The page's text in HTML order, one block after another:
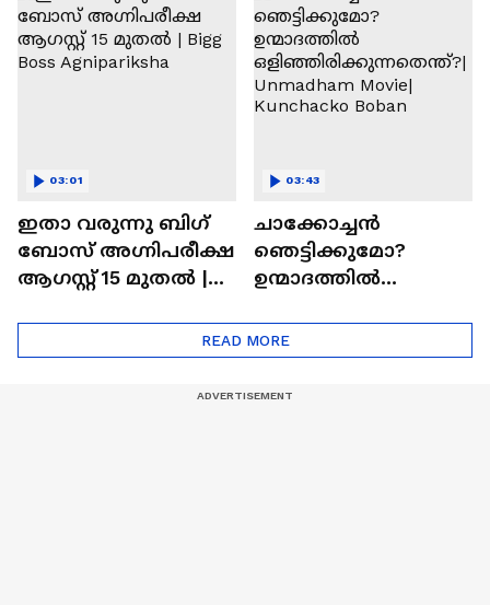
ആത്മവിശ്വാസമുണ്ടാ
യിരുന്നില്ല'
എത്തി | Ramayana
Movie
ഇതാ വരുന്നു ബിഗ്
ബോസ് അഗ്നിപരീക്ഷ
ആഗസ്റ്റ് 15 മുതൽ |
03:01
ചാക്കോച്ചന്‍
ഞെട്ടിക്കുമോ?
ഉന്മാദത്തിൽ
ന്ത്?| Unmadham
Movie| Kunchacko
03:43
READ MORE